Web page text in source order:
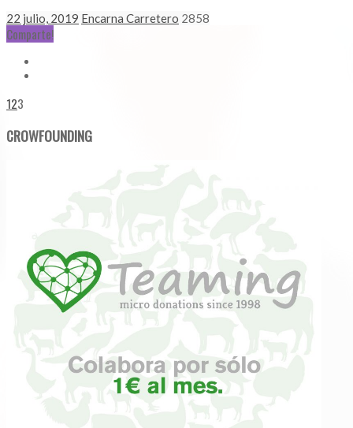
22 julio, 2019 Encarna Carretero 2858
Comparte!
123
CROWFOUNDING